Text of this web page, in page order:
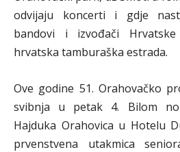
odvijaju koncerti i gdje
bandovi i izvođači
hrvatska tamburaška estrada.
Ove godine 51. Orahovačko
svibnja u petak 4. Bilom
Hajduka Orahovica u Hotelu
prvenstvena utakmica